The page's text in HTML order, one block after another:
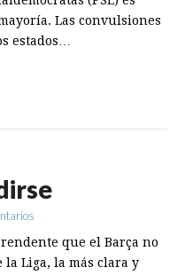
Las convulsiones
estados…
que el Barça no
la Liga, la más clara y